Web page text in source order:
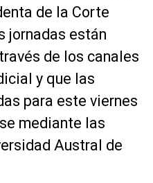
de la Corte
jornadas están
de los canales
y que las
para este viernes
mediante las
Austral de